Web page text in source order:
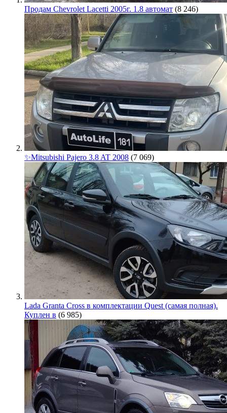
Продам Chevrolet Lacetti 2005г. 1.8 автомат (8 246)
✨Mitsubishi Pajero 3.8 AT 2008 (7 069)
Lada Granta Cross в комплектации Quest (самая полная).
Куплен в (6 985)